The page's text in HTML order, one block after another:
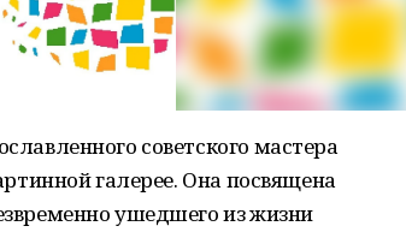
советского мастера
галерее. Она посвящена
ушедшего из жизни